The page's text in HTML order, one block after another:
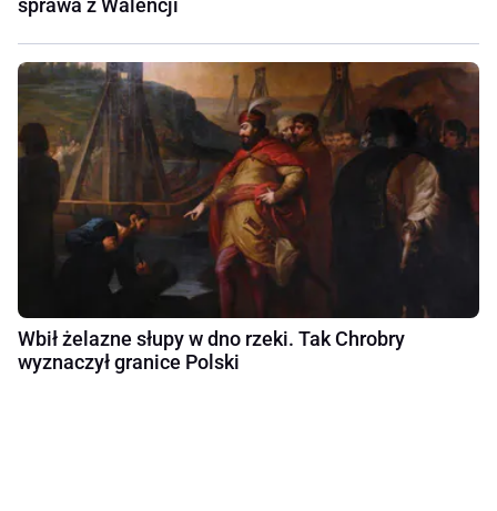
sprawa z Walencji
Wbił żelazne słupy w dno rzeki. Tak Chrobry
wyznaczył granice Polski